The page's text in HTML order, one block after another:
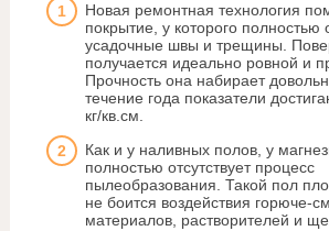
Новая ремонтная технология
покрытие, у которого полностью
усадочные швы и трещины.
получается идеально ровной и
Прочность она набирает
течение года показатели
кг/кв.см.
Как и у наливных полов, у
полностью отсутствует процесс
пылеобразования. Такой пол
не боится воздействия горюче-
материалов, растворителей и